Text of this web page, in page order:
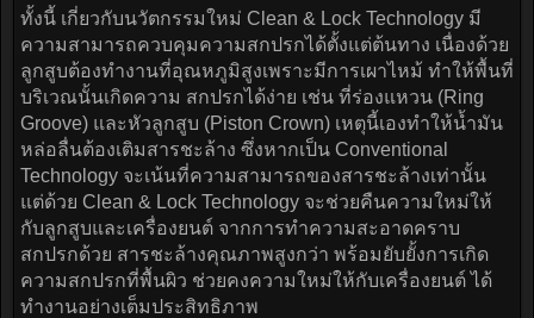
ทั้งนี้ เกี่ยวกับนวัตกรรมใหม่ Clean & Lock Technology มี
ความสามารถควบคุมความสกปรกได้ตั้งแต่ต้นทาง เนื่องด้วย
ลูกสูบต้องทำงานที่อุณหภูมิสูงเพราะมีการเผาไหม้ ทำให้พื้นที่
บริเวณนั้นเกิดความ สกปรกได้ง่าย เช่น ที่ร่องแหวน (Ring
Groove) และหัวลูกสูบ (Piston Crown) เหตุนี้เองทำให้น้ำมัน
หล่อลื่นต้องเติมสารชะล้าง ซึ่งหากเป็น Conventional
Technology จะเน้นที่ความสามารถของสารชะล้างเท่านั้น
แต่ด้วย Clean & Lock Technology จะช่วยคืนความใหม่ให้
กับลูกสูบและเครื่องยนต์ จากการทำความสะอาดคราบ
สกปรกด้วย สารชะล้างคุณภาพสูงกว่า พร้อมยับยั้งการเกิด
ความสกปรกที่พื้นผิว ช่วยคงความใหม่ให้กับเครื่องยนต์ ได้
ทำงานอย่างเต็มประสิทธิภาพ